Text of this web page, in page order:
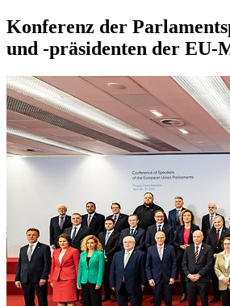
Konferenz der
und -präsidenten der EU-